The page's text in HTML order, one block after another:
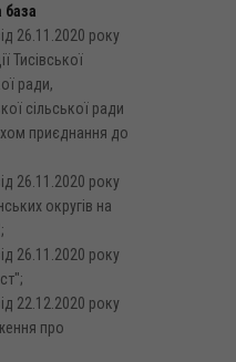
26.11.2020 року
Тисівської
ради,
сільської ради
приєднання до
26.11.2020 року
округів на
26.11.2020 року
22.12.2020 року
про